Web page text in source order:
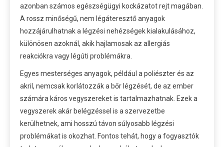
azonban számos egészségügyi kockázatot rejt magában.
A rossz minőségű, nem légáteresztő anyagok
hozzájárulhatnak a légzési nehézségek kialakulásához,
különösen azoknál, akik hajlamosak az allergiás
reakciókra vagy légúti problémákra.
Egyes mesterséges anyagok, például a poliészter és az
akril, nemcsak korlátozzák a bőr légzését, de az ember
számára káros vegyszereket is tartalmazhatnak. Ezek a
vegyszerek akár belégzéssel is a szervezetbe
kerülhetnek, ami hosszú távon súlyosabb légzési
problémákat is okozhat. Fontos tehát, hogy a fogyasztók